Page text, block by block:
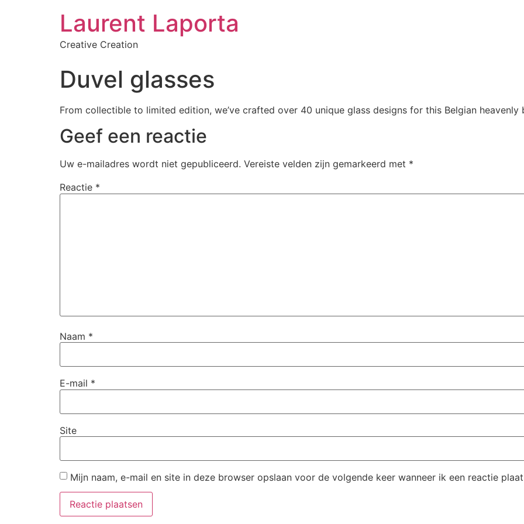
Laurent Laporta
Creative Creation
Duvel glasses
From collectible to limited edition, we’ve crafted over 40 unique glass designs for this Belgian
Geef een reactie
Uw e-mailadres wordt niet gepubliceerd. Vereiste velden zijn gemarkeerd met *
Reactie *
Naam *
E-mail *
Site
Mijn naam, e-mail en site in deze browser opslaan voor de volgende keer wanneer ik een reactie